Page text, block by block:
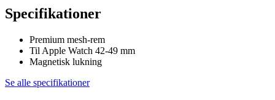
Specifikationer
Premium mesh-rem
Til Apple Watch 42-49 mm
Magnetisk lukning
Se alle specifikationer